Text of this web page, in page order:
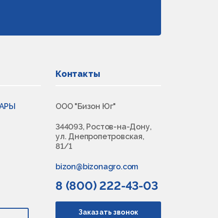
Контакты
ООО "Бизон Юг"
344093, Ростов-на-Дону,
ул. Днепропетровская,
81/1
bizon@bizonagro.com
8 (800) 222-43-03
Заказать звонок